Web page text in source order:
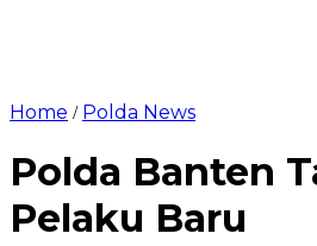
Home / Polda News
Polda Banten
Pelaku Baru